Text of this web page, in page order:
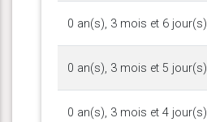
0 an(s), 3 mois et 6 jour(s)
0 an(s), 3 mois et 5 jour(s)
0 an(s), 3 mois et 4 jour(s)